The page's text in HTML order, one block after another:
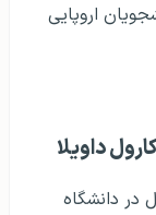
اروپایی
داویلا
دانشگاه